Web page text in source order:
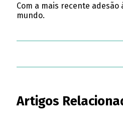
Com a mais recente
mundo.
Artigos